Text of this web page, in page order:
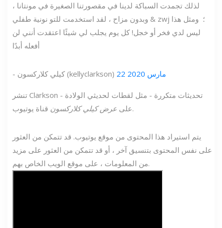
لذلك تجمدت السباكة لدينا في مقصورتنا الصغيرة في مونتانا ،
وبدون مزاح ، لقد استخدمت للتو نونية طفلي & zwj ؛ ️ ومثل هذا
ليس لدي فخر أو خجل! كل يوم يجلب لي شيئًا اعتقدت أنني لن
أفعله أبدًا
- كيلي كلاركسون (kellyclarkson) 22 مارس 2020
تنشر Clarkson تحديثات متكررة - مثل لقطات لحديثي الولادة -
على عرض كيلي كلاركسون قناة يوتيوب.
يتم استيراد هذا المحتوى من موقع يوتيوب. قد تتمكن من العثور
على نفس المحتوى بتنسيق آخر ، أو قد تتمكن من العثور على مزيد
من المعلومات ، على موقع الويب الخاص بهم.